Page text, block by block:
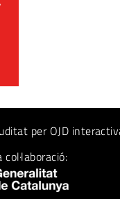
per OJD